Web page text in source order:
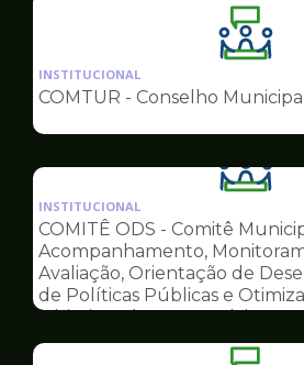
da
pagina
INSTITUCIONAL
COMTUR - Conselho
da
pagina
de
INSTITUCIONAL
COMITÊ ODS - Comitê
Acompanhamento,
Avaliação, Orientação de
de Políticas Públicas e
Objetivos do